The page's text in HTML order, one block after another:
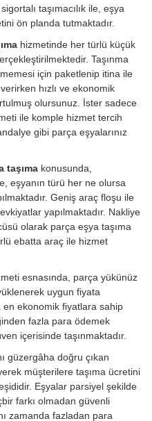
taşımacılık ile, eşya
ön planda tutmaktadır.
hizmetinde her türlü küçük
Taşınma
için paketlenip itina ile
hızlı ve ekonomik
olursunuz. İster sadece
ile komple hizmet tercih
gibi parça eşyalarınız
taşıma konusunda,
eşyanın türü her ne olursa
Geniş araç floşu ile
yapılmaktadır. Nakliye
olarak parça eşya taşıma
ebatta araç ile hizmet
esnasında, parça yükünüz
uygun fiyata
en ekonomik fiyatlara sahip
fazla para ödemek
içerisinde taşınmaktadır.
güzergâha doğru çıkan
müşterilere taşıma ücretini
Eşyalar parsiyel şekilde
farkı olmadan güvenli
zamanda fazladan para